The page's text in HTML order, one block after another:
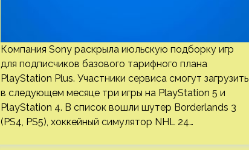
Компания Sony раскрыла июльскую подборку игр
для подписчиков базового тарифного плана
PlayStation Plus. Участники сервиса смогут загрузить
в следующем месяце три игры на PlayStation 5 и
PlayStation 4. В список вошли шутер Borderlands 3
(PS4, PS5), хоккейный симулятор NHL 24…